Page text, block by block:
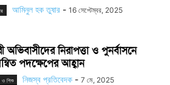
আমিনুল হক তুষার - 16 সেপ্টেম্বর, 2025
অভিবাসীদের নিরাপত্তা ও পুনর্বাসনে
পদক্ষেপের আহ্বান
ও শিশু নিজস্ব প্রতিবেদক - 7 মে, 2025